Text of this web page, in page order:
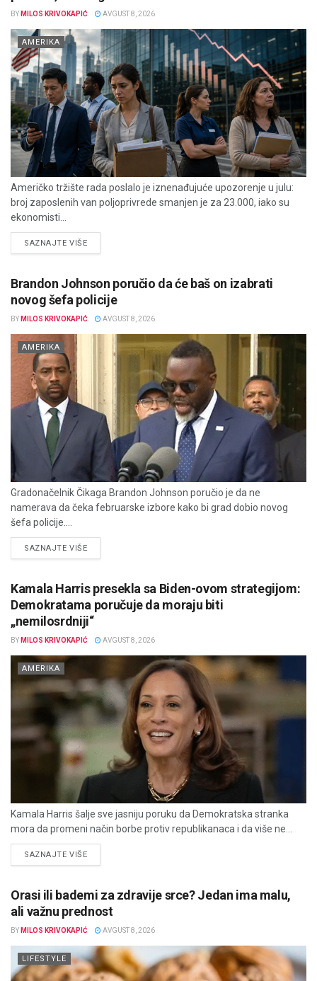
BY MILOS KRIVOKAPIĆ AVGUST 8, 2026
AMERIKA
Američko tržište rada poslalo je iznenađujuće upozorenje u julu:
broj zaposlenih van poljoprivrede smanjen je za 23.000, iako su
ekonomisti...
SAZNAJTE VIŠEDETAILS
Brandon Johnson poručio da će baš on izabrati
novog šefa policije
BY MILOS KRIVOKAPIĆ AVGUST 8, 2026
AMERIKA
Gradonačelnik Čikaga Brandon Johnson poručio je da ne
namerava da čeka februarske izbore kako bi grad dobio novog
šefa policije....
SAZNAJTE VIŠEDETAILS
Kamala Harris presekla sa Biden-ovom strategijom:
Demokratama poručuje da moraju biti
„nemilosrdniji“
BY MILOS KRIVOKAPIĆ AVGUST 8, 2026
AMERIKA
Kamala Harris šalje sve jasniju poruku da Demokratska stranka
mora da promeni način borbe protiv republikanaca i da više ne...
SAZNAJTE VIŠEDETAILS
Orasi ili bademi za zdravije srce? Jedan ima malu,
ali važnu prednost
BY MILOS KRIVOKAPIĆ AVGUST 8, 2026
LIFESTYLE